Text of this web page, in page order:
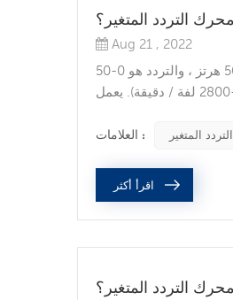
التردد المتغير؟
Aug 21 , 2022
يختار محرك التردد المتغير عمومًا محركًا من 4 مستويات ، ونقطة تشغيل التردد الأساسي مصممة عند 50 هرتز ، والتردد هو 0-50
هرتز (السرعة 0-1480 لفة / دقيقة) يعمل المحرك بعزم دوران ثابت ، والتردد 50-100 هرتز (السرعة 1480-2800 لفة / دقيقة). يعمل
العلامات : المتغير
اقرأ أكثر
التردد المتغير؟